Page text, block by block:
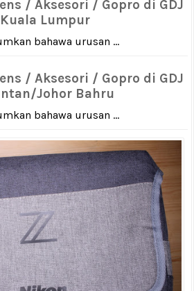
/ Aksesori / Gopro di GDJ
Kuala Lumpur
bahawa urusan ...
/ Aksesori / Gopro di GDJ
Johor Bahru
bahawa urusan ...